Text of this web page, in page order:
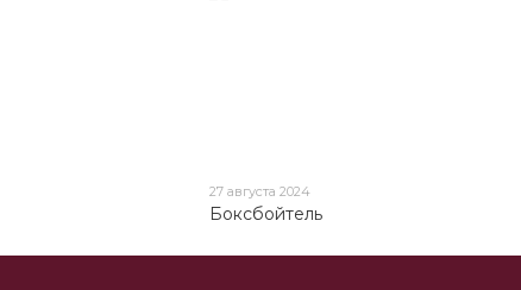
27 августа 2024
Боксбойтель